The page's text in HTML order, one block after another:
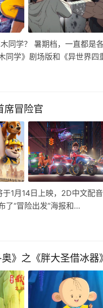
同学？ 暑期档，一直都是
同学》剧场版和《异世界四
席冒险官
1月14日上映，2D中文配
了“冒险出发”海报和…
》之《胖大圣借冰器